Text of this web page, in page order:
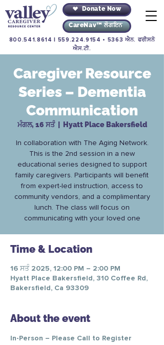
Donate Now
CareNav™ ਲੌਗਇਨ
800.541.8614 559.224.9154 • 5363 ਐਨ. ਫਰੀਸਨੋ
ਐਸ.ਟੀ.
Caregiver Resource
Series – Dementia
Communication
ਮੰਗਲ, 16 ਸਤੰ
  |
Hyatt Place Bakersfield
In collaboration with The Aging Network.
This is the 2nd session in a new
educational series designed to support
family caregivers. Participants will benefit
from expert-led instruction, access to
community vendors, and a complimentary
lunch. The class will focus on
communicating with your loved one
Time & Location
16 ਸਤੰ 2025, 12:00 PM – 2:00 PM
Hyatt Place Bakersfield, 310 Coffee Rd,
Bakersfield, Ca 93309
About the event
In-Person – Please Call to Register